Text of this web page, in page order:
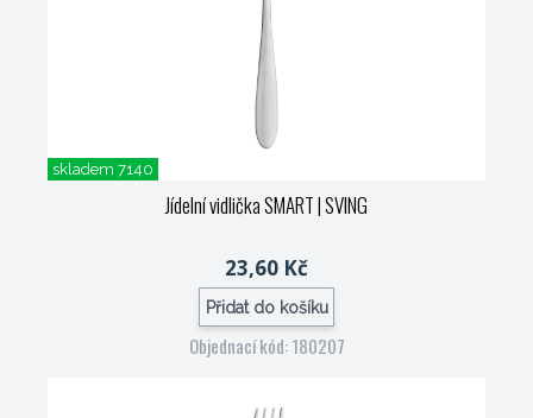
skladem 7140
Jídelní vidlička SMART| SVING
23,60 Kč
Přidat do košíku
Objednací kód: 180207